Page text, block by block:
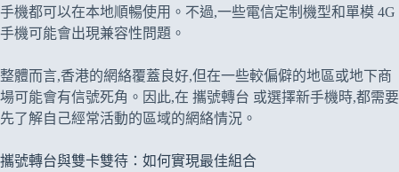
手機都可以在本地順暢使用。不過,一些電信定制機型和單模 4G
手機可能會出現兼容性問題。
整體而言,香港的網絡覆蓋良好,但在一些較偏僻的地區或地下商
場可能會有信號死角。因此,在 攜號轉台 或選擇新手機時,都需要
先了解自己經常活動的區域的網絡情況。
攜號轉台與雙卡雙待：如何實現最佳組合